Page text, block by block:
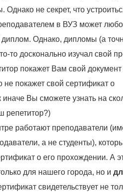
Однако не секрет, что
в ВУЗ может
Однако, дипломы (а
то досконально изучал свой
покажет Вам свой
покажет свой сертификат о
Вы сможете узнать на
репетитор?)
работают преподаватели
а не студенты),
о его прохождении. А
для нашего города, но и
свидетельствует не